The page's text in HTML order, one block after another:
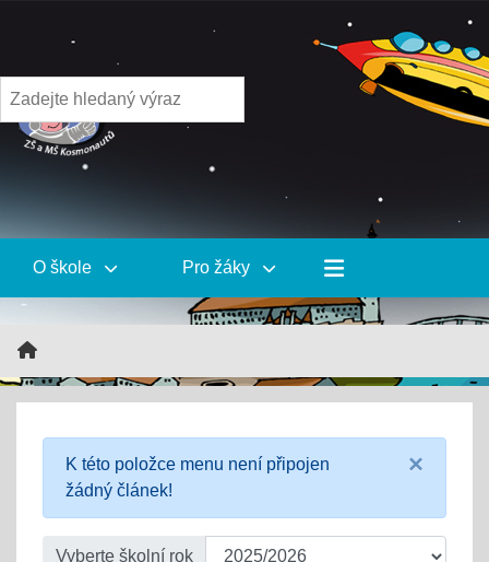
O škole Pro žáky
×
K této položce menu není připojen
žádný článek!
Vyberte školní rok